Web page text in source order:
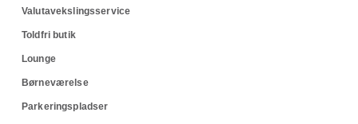
Valutavekslingsservice
Toldfri butik
Lounge
Børneværelse
Parkeringspladser